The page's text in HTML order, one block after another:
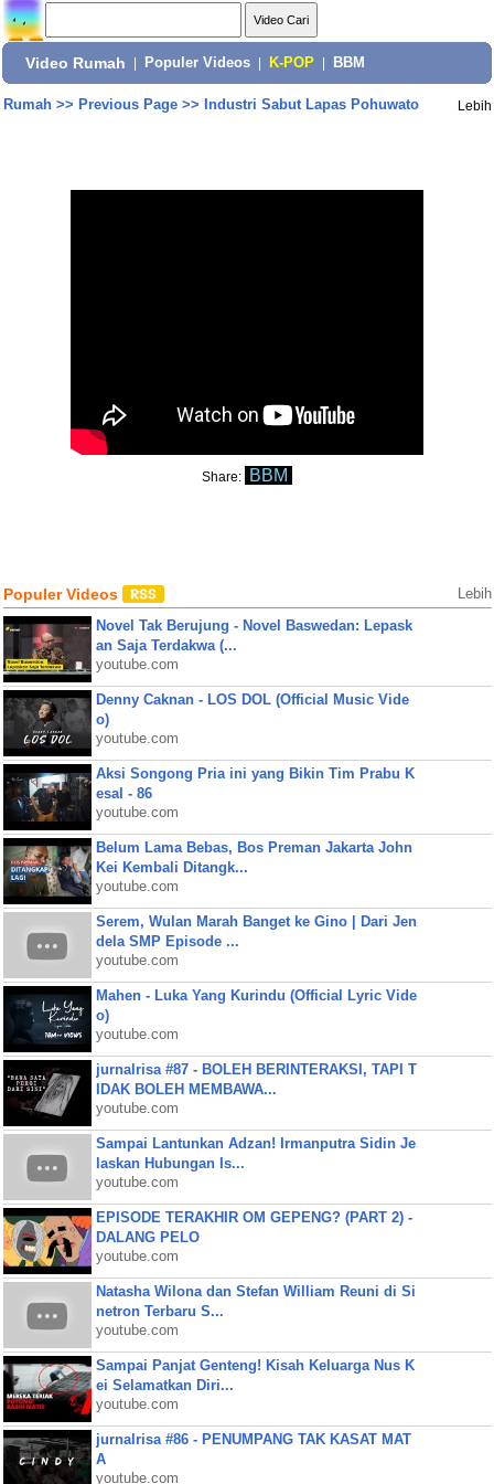
Video Rumah Populer Videos K-POP BBM
Rumah>> Previous Page>> Industri Sabut Lapas Pohuwato Lebih
Share: BBM
Populer Videos Lebih
Novel Tak Berujung - Novel Baswedan: Lepask
an Saja Terdakwa (...
youtube.com
Denny Caknan - LOS DOL (Official Music Vide
o)
youtube.com
Aksi Songong Pria ini yang Bikin Tim Prabu K
esal - 86
youtube.com
Belum Lama Bebas, Bos Preman Jakarta John
Kei Kembali Ditangk...
youtube.com
Serem, Wulan Marah Banget ke Gino | Dari Jen
dela SMP Episode ...
youtube.com
Mahen - Luka Yang Kurindu (Official Lyric Vide
o)
youtube.com
jurnalrisa #87 - BOLEH BERINTERAKSI, TAPI T
IDAK BOLEH MEMBAWA...
youtube.com
Sampai Lantunkan Adzan! Irmanputra Sidin Je
laskan Hubungan Is...
youtube.com
EPISODE TERAKHIR OM GEPENG? (PART 2) -
DALANG PELO
youtube.com
Natasha Wilona dan Stefan William Reuni di Si
netron Terbaru S...
youtube.com
Sampai Panjat Genteng! Kisah Keluarga Nus K
ei Selamatkan Diri...
youtube.com
jurnalrisa #86 - PENUMPANG TAK KASAT MAT
A
youtube.com